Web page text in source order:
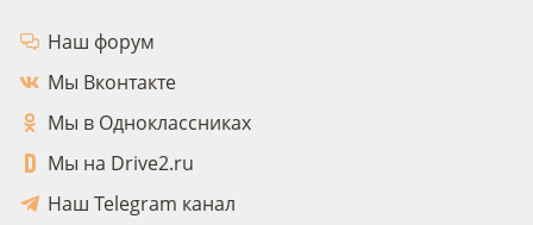
Наш форум
Мы Вконтакте
Мы в Одноклассниках
Мы на Drive2.ru
Наш Telegram канал